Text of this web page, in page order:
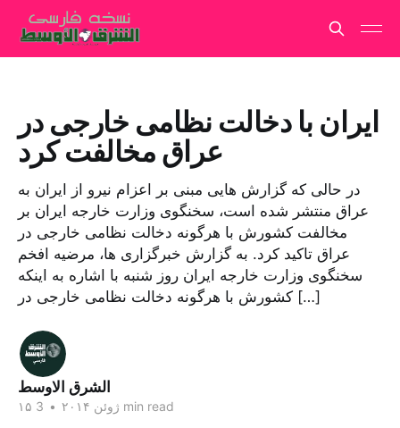
ایران با دخالت نظامی خارجی در
عراق مخالفت کرد
در حالی که گزارش هایی مبنی بر اعزام نیرو از ایران به
عراق منتشر شده است، سخنگوی وزارت خارجه ایران بر
مخالفت کشورش با هرگونه دخالت نظامی خارجی در
عراق تاکید کرد. به گزارش خبرگزاری ها، مرضیه افخم
سخنگوی وزارت خارجه ایران روز شنبه با اشاره به اینکه
کشورش با هرگونه دخالت نظامی خارجی در […]
الشرق الاوسط
۱۵ ژوئن ۲۰۱۴ • 3 min read